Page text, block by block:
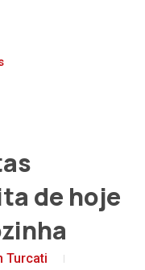
de hoje
Turcati